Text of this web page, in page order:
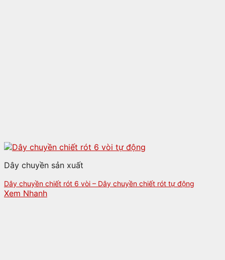
Dây chuyền sản xuất
Dây chuyền chiết rót 6 vòi – Dây chuyền chiết rót tự động
Xem Nhanh